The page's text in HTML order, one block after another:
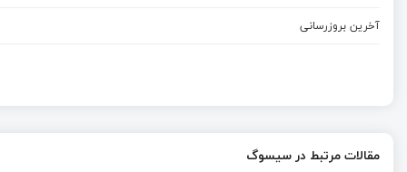
آخرین بروزرسانی
مقالات مرتبط در سیسوگ